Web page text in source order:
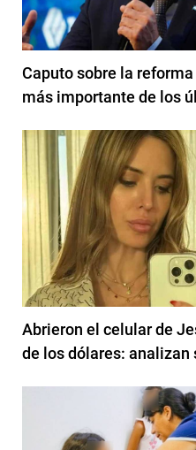
Caputo sobre la
más importante de los
Abrieron el celular de
de los dólares: